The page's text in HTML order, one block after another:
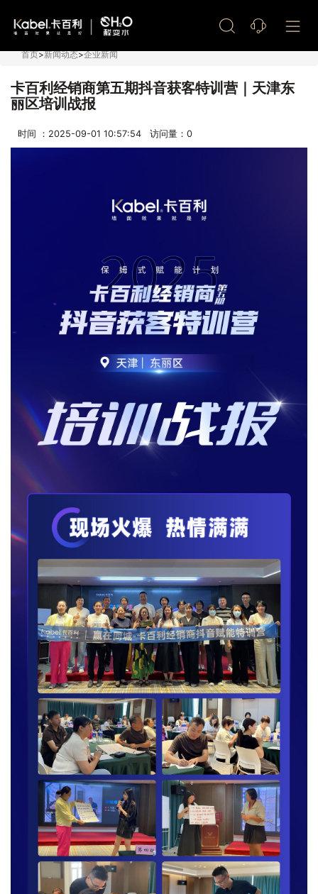
首页>新闻动态>企业新闻
卡百利经销商第五期抖音获客特训营｜天津东
丽区培训战报
时间 ：2025-09-01 10:57:54 访问量： 0